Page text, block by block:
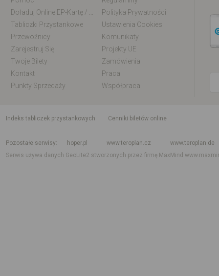
Polityka Prywatności
Tabliczki Przystankowe
Ustawienia Cookies
Przewoźnicy
Komunikaty
Zarejestruj Się
Projekty UE
Twoje Bilety
Zamówienia
Kontakt
Praca
Punkty Sprzedaży
Współpraca
indeks tabliczek przystankowych
Cenniki biletów online
Pozostałe serwisy
hoper.pl www.teroplan.cz
www.teroplan.de
Serwis używa danych GeoLite2 stworzonych przez firmę MaxMind